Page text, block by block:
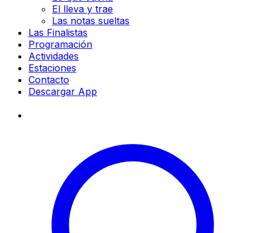
El lleva y trae
Las notas sueltas
Las Finalistas
Programación
Actividades
Estaciones
Contacto
Descargar App